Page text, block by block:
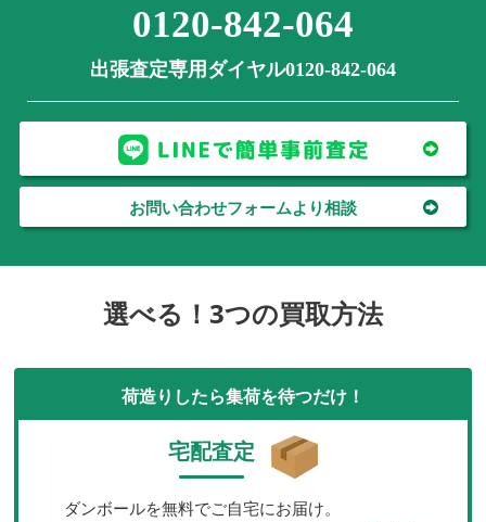
0120-842-064
出張査定専用ダイヤル0120-842-064
お問い合わせフォームより相談
選べる！3つの買取方法
荷造りしたら集荷を待つだけ！
宅配査定
ダンボールを無料でご自宅にお届け。